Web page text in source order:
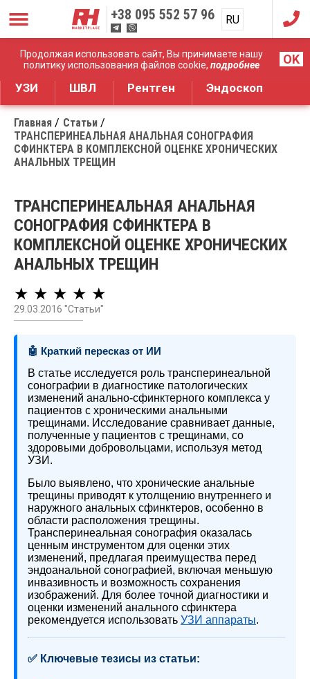
Продолжая использовать сайт, Вы принимаете нашу
политику использования файлов cookie, подробнее OK
+38 095 552 57 96 RU
UA
Дистрибуция медицинского оборудования
УЗИ ШВЛ Рентген Эндоскоп
Главная
Статьи
ТРАНСПЕРИНЕАЛЬНАЯ АНАЛЬНАЯ CОНОГРАФИЯ
СФИНКТЕРА В КОМПЛЕКСНОЙ ОЦЕНКЕ ХРОНИЧЕСКИХ
АНАЛЬНЫХ ТРЕЩИН
ТРАНСПЕРИНЕАЛЬНАЯ АНАЛЬНАЯ
CОНОГРАФИЯ СФИНКТЕРА В
КОМПЛЕКСНОЙ ОЦЕНКЕ ХРОНИЧЕСКИХ
АНАЛЬНЫХ ТРЕЩИН
★ ★ ★ ★ ★
29.03.2016 "Статьи"
🤖 Краткий пересказ от ИИ
В статье исследуется роль трансперинеальной
сонографии в диагностике патологических
изменений анально-сфинктерного комплекса у
пациентов с хроническими анальными
трещинами. Исследование сравнивает данные,
полученные у пациентов с трещинами, со
здоровыми добровольцами, используя метод
УЗИ.
Было выявлено, что хронические анальные
трещины приводят к утолщению внутреннего и
наружного анальных сфинктеров, особенно в
области расположения трещины.
Трансперинеальная сонография оказалась
ценным инструментом для оценки этих
изменений, предлагая преимущества перед
эндоанальной сонографией, включая меньшую
инвазивность и возможность сохранения
изображений. Для более точной диагностики и
оценки изменений анального сфинктера
рекомендуется использовать УЗИ аппараты.
✅ Ключевые тезисы из статьи: